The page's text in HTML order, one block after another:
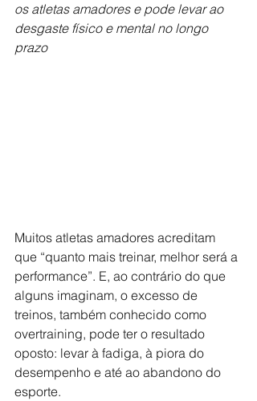
os atletas amadores e pode levar ao
desgaste físico e mental no longo
prazo
Muitos atletas amadores acreditam
que “quanto mais treinar, melhor será a
performance”. E, ao contrário do que
alguns imaginam, o excesso de
treinos, também conhecido como
overtraining, pode ter o resultado
oposto: levar à fadiga, à piora do
desempenho e até ao abandono do
esporte.